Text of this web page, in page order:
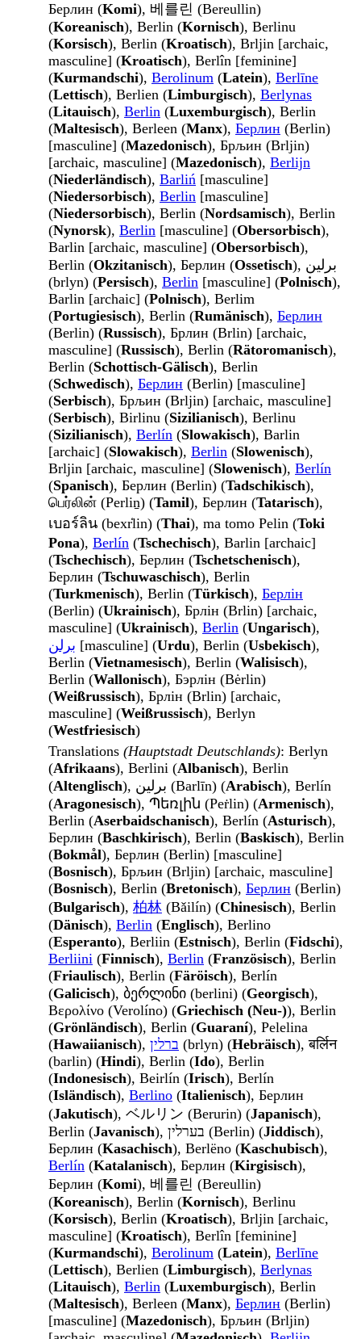
Берлин (Komi), 베를린 (Bereullin)
(Koreanisch), Berlin (Kornisch), Berlinu
(Korsisch), Berlin (Kroatisch), Brljin [archaic,
masculine] (Kroatisch), Berlîn [feminine]
(Kurmandschi), Berolinum (Latein), Berlīne
(Lettisch), Berlien (Limburgisch), Berlynas
(Litauisch), Berlin (Luxemburgisch), Berlin
(Maltesisch), Berleen (Manx), Берлин (Berlin)
[masculine] (Mazedonisch), Брљин (Brljin)
[archaic, masculine] (Mazedonisch), Berlijn
(Niederländisch), Barliń [masculine]
(Niedersorbisch), Berlin [masculine]
(Niedersorbisch), Berlin (Nordsamisch), Berlin
(Nynorsk), Berlin [masculine] (Obersorbisch),
Barlin [archaic, masculine] (Obersorbisch),
Berlin (Okzitanisch), Берлин (Ossetisch), برلین
(brlyn) (Persisch), Berlin [masculine] (Polnisch),
Barlin [archaic] (Polnisch), Berlim
(Portugiesisch), Berlin (Rumänisch), Берлин
(Berlin) (Russisch), Брлин (Brlin) [archaic,
masculine] (Russisch), Berlin (Rätoromanisch),
Berlin (Schottisch-Gälisch), Berlin
(Schwedisch), Берлин (Berlin) [masculine]
(Serbisch), Брљин (Brljin) [archaic, masculine]
(Serbisch), Birlinu (Sizilianisch), Berlinu
(Sizilianisch), Berlín (Slowakisch), Barlin
[archaic] (Slowakisch), Berlin (Slowenisch),
Brljin [archaic, masculine] (Slowenisch), Berlín
(Spanisch), Берлин (Berlin) (Tadschikisch),
பெர்லின் (Perliṉ) (Tamil), Берлин (Tatarisch),
เบอร์ลิน (bexr̒lin) (Thai), ma tomo Pelin (Toki
Pona), Berlín (Tschechisch), Barlin [archaic]
(Tschechisch), Берлин (Tschetschenisch),
Берлин (Tschuwaschisch), Berlin
(Turkmenisch), Berlin (Türkisch), Берлін
(Berlin) (Ukrainisch), Брлін (Brlin) [archaic,
masculine] (Ukrainisch), Berlin (Ungarisch),
برلن [masculine] (Urdu), Berlin (Usbekisch),
Berlin (Vietnamesisch), Berlin (Walisisch),
Berlin (Wallonisch), Бэрлін (Bėrlin)
(Weißrussisch), Брлін (Brlin) [archaic,
masculine] (Weißrussisch), Berlyn
(Westfriesisch)
Translations (Hauptstadt Deutschlands): Berlyn
(Afrikaans), Berlini (Albanisch), Berlin
(Altenglisch ), برلين (Barlīn) (Arabisch), Berlín
(Aragonesisch), Պեռլին (Peṙlin) (Armenisch),
Berlin (Aserbaidschanisch), Berlín (Asturisch),
Берлин (Baschkirisch), Berlin (Baskisch), Berlin
(Bokmål), Берлин (Berlin) [masculine]
(Bosnisch), Брљин (Brljin) [archaic, masculine]
(Bosnisch), Berlin (Bretonisch), Берлин (Berlin)
(Bulgarisch), 柏林 (Bǎilín) (Chinesisch), Berlin
(Dänisch), Berlin (Englisch), Berlino
(Esperanto), Berliin (Estnisch), Berlin (Fidschi),
Berliini (Finnisch), Berlin (Französisch), Berlin
(Friaulisch), Berlin (Färöisch), Berlín
(Galicisch), ბერლინი (berlini) (Georgisch),
Βερολίνο (Verolíno) (Griechisch (Neu-)), Berlin
(Grönländisch), Berlin (Guaraní), Pelelina
(Hawaiianisch), ברלין (brlyn) (Hebräisch), बर्लिन
(barlin) (Hindi), Berlin (Ido), Berlin
(Indonesisch), Beirlín (Irisch), Berlín
(Isländisch), Berlino (Italienisch), Берлин
(Jakutisch), ベルリン (Berurin) (Japanisch),
Berlin (Javanisch ), בערלין (Berlin) (Jiddisch),
Берлин (Kasachisch), Berlëno (Kaschubisch),
Berlín (Katalanisch), Берлин (Kirgisisch),
Берлин (Komi), 베를린 (Bereullin)
(Koreanisch), Berlin (Kornisch), Berlinu
(Korsisch), Berlin (Kroatisch), Brljin [archaic,
masculine] (Kroatisch), Berlîn [feminine]
(Kurmandschi), Berolinum (Latein), Berlīne
(Lettisch), Berlien (Limburgisch), Berlynas
(Litauisch), Berlin (Luxemburgisch), Berlin
(Maltesisch), Berleen (Manx), Берлин (Berlin)
[masculine] (Mazedonisch), Брљин (Brljin)